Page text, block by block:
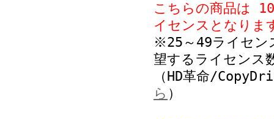
こちらの商品は
イセンスとなりま
※25～49ライセン
望するライセンス
（HD革命/
ら ）